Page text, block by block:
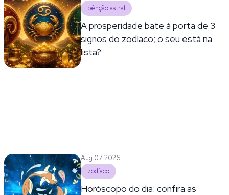
bênção astral
A prosperidade bate à porta de 3
signos do zodíaco; o seu está na
lista?
Aug 07, 2026
zodíaco
Horóscopo do dia: confira as